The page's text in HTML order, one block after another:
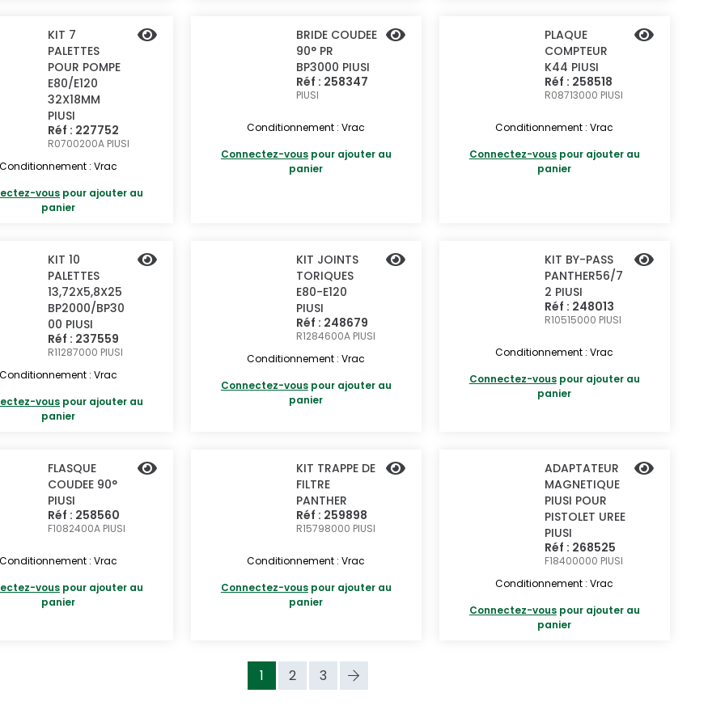
KIT 7
PALETTES
POUR POMPE
E80/E120
32X18MM
PIUSI
Réf : 227752
R0700200A PIUSI
: Vrac
vous pour ajouter au
panier
BRIDE COUDEE
90° PR
BP3000 PIUSI
Réf : 258347
PIUSI
Conditionnement : Vrac
Connectez-vouspour ajouter au
panier
PLAQUE
COMPTEUR
K44 PIUSI
Réf : 258518
R08713000 PIUSI
Conditionnement : Vrac
Connectez-vouspour ajouter au
panier
KIT 10
PALETTES
13,72X5,8X25
BP2000/BP30
00 PIUSI
Réf : 237559
R11287000 PIUSI
: Vrac
vous pour ajouter au
panier
KIT JOINTS
TORIQUES
E80-E120
PIUSI
Réf : 248679
R1284600A PIUSI
Conditionnement : Vrac
Connectez-vouspour ajouter au
panier
KIT BY-PASS
PANTHER56/7
2 PIUSI
Réf : 248013
R10515000 PIUSI
Conditionnement : Vrac
Connectez-vouspour ajouter au
panier
FLASQUE
COUDEE 90°
PIUSI
Réf : 258560
F1082400A PIUSI
: Vrac
vous pour ajouter au
panier
KIT TRAPPE DE
FILTRE
PANTHER
Réf : 259898
R15798000 PIUSI
Conditionnement : Vrac
Connectez-vouspour ajouter au
panier
ADAPTATEUR
MAGNETIQUE
PIUSI POUR
PISTOLET UREE
PIUSI
Réf : 268525
F18400000 PIUSI
Conditionnement : Vrac
Connectez-vouspour ajouter au
panier
1 2 3